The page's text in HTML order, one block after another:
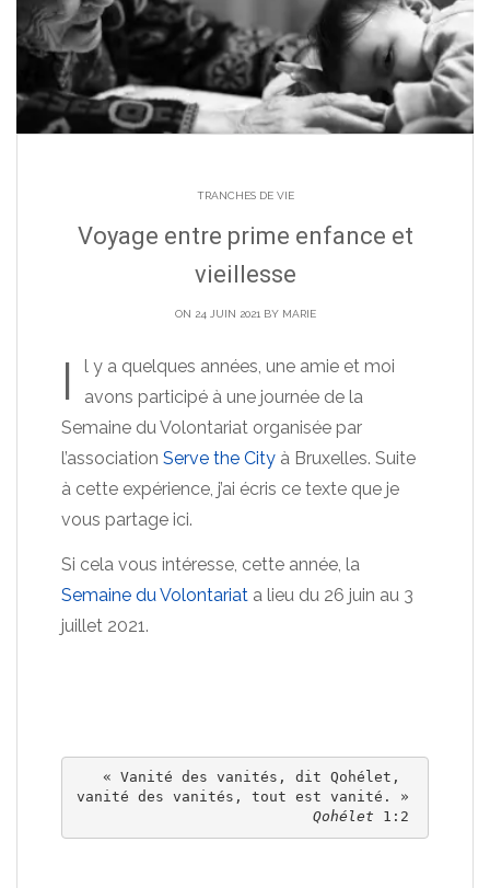
TRANCHES DE VIE
Voyage entre prime enfance et
vieillesse
ON 24 JUIN 2021 BY MARIE
I
l y a quelques années, une amie et moi
avons participé à une journée de la
Semaine du Volontariat organisée par
l’association Serve the City à Bruxelles. Suite
à cette expérience, j’ai écris ce texte que je
vous partage ici.
Si cela vous intéresse, cette année, la
Semaine du Volontariat a lieu du 26 juin au 3
juillet 2021.
« Vanité des vanités, dit Qohélet,
Qohélet 1:2